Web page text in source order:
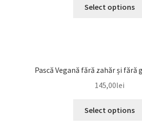
Select options
Pască Vegană fără zahăr și fără
145,00lei
Select options